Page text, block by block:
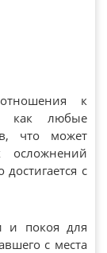
к
как любые
что может
осложнений
с
и покоя для
с места